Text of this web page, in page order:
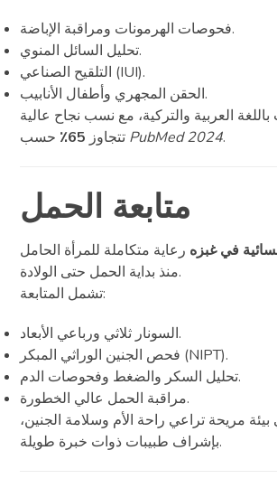
فحوصات الهرمونات ومراقبة الإباضة.
تحليل السائل المنوي.
التلقيح الصناعي (IUI).
الحقن المجهري وأطفال الأنابيب.
العربية والتركية، مع نسب نجاح عالية
تتجاوز 65٪ PubMed 2024.
متابعة الحمل
في غبزه رعاية متكاملة للمرأة الحامل
منذ بداية الحمل حتى الولادة.
تشمل المتابعة:
السونار ثلاثي ورباعي الأبعاد.
فحص الجنين الوراثي المبكر (NIPT).
تحليل السكر والضغط وفحوصات الدم.
مراقبة الحمل عالي الخطورة.
بيئة مريحة تراعي راحة الأم وسلامة الجنين،
بإشراف طبيبات ذوات خبرة طويلة.